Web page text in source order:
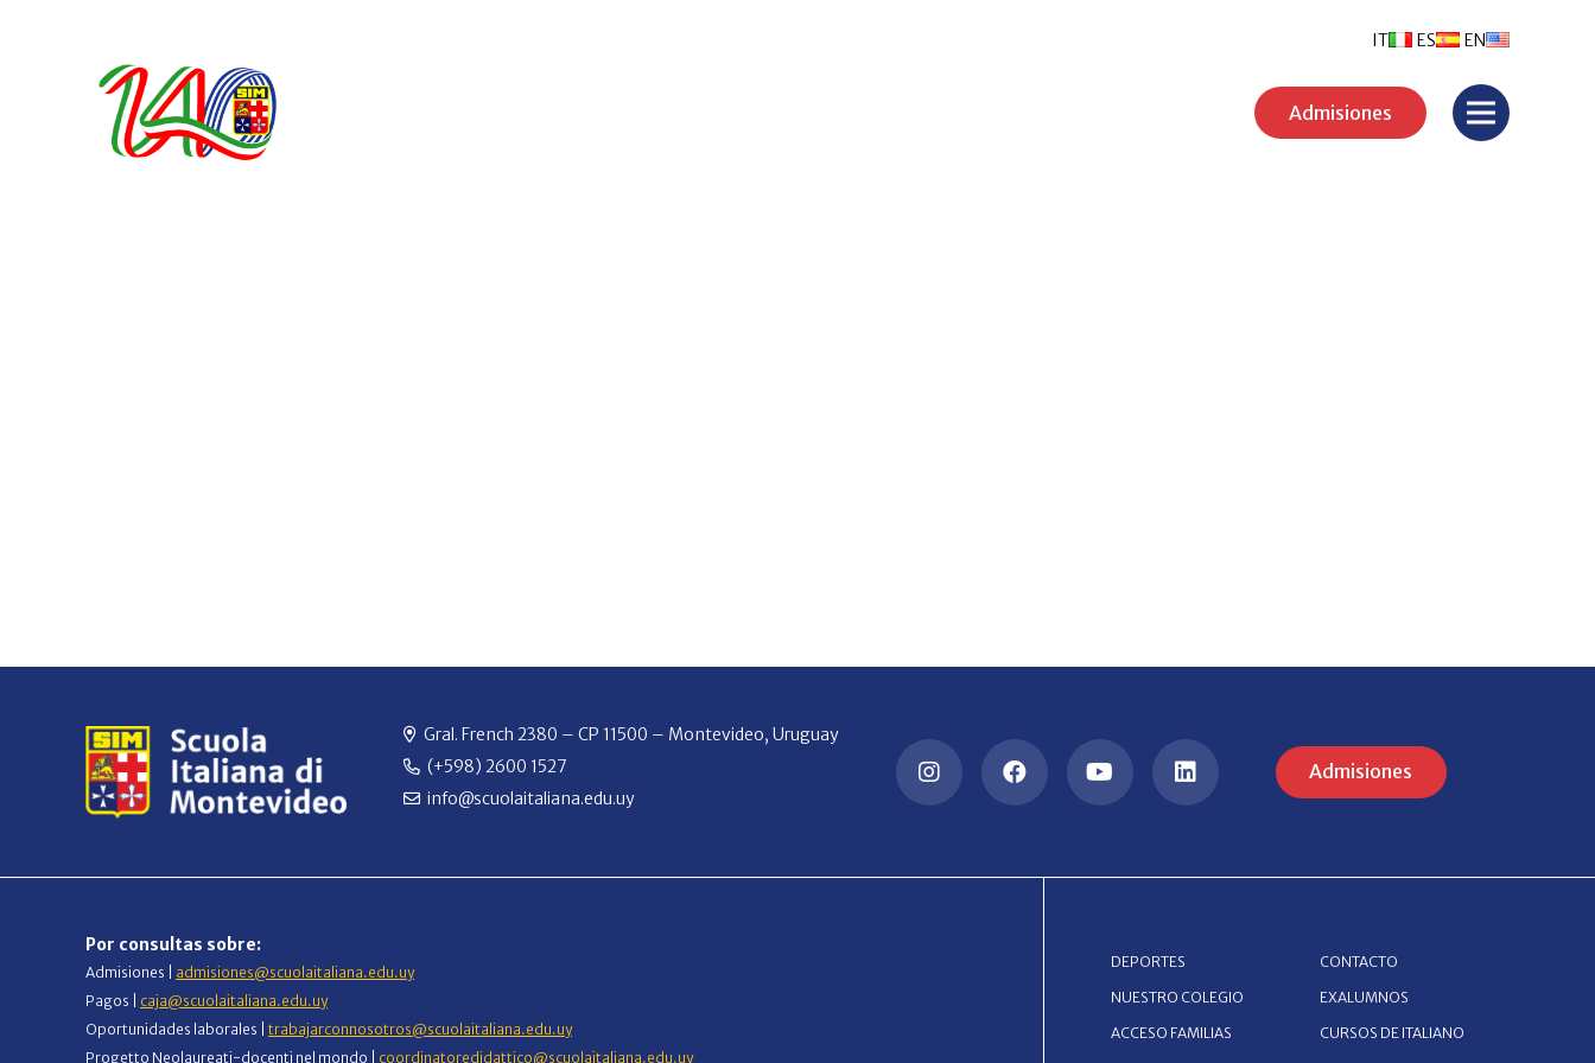
ES EN
IT
Admisiones
Gral. French 2380 – CP 11500 – Montevideo, Uruguay
(+598) 2600 1527
info@scuolaitaliana.edu.uy
Admisiones
Por consultas sobre:
Admisiones | admisiones@scuolaitaliana.edu.uy
Pagos | caja@scuolaitaliana.edu.uy
Oportunidades laborales | trabajarconnosotros@scuolaitaliana.edu.uy
Progetto Neolaureati-docenti nel mondo | coordinatoredidattico@scuolaitaliana.edu.uy
DEPORTES
NUESTRO COLEGIO
ACCESO FAMILIAS
CONTACTO
EXALUMNOS
CURSOS DE ITALIANO